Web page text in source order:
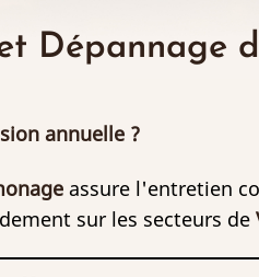
Dépannage
annuelle ?
assure l'entretien
sur les secteurs de